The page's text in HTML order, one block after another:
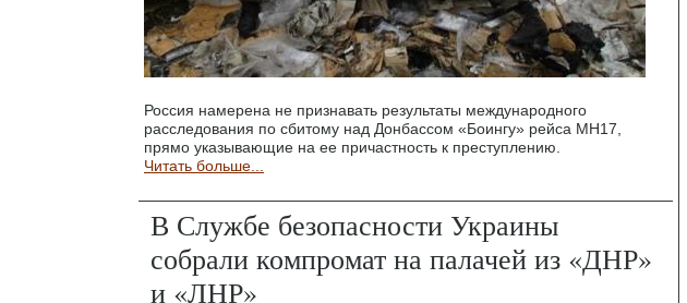
Россия намерена не признавать результаты международного
расследования по сбитому над Донбассом «Боингу» рейса МН17,
прямо указывающие на ее причастность к преступлению.
Читать больше...
В Службе безопасности Украины
собрали компромат на палачей из «ДНР»
и «ЛНР»